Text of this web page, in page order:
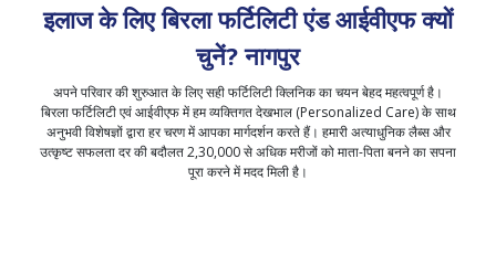
इलाज के लिए बिरला फर्टिलिटी एंड आईवीएफ क्यों
चुनें? नागपुर
अपने परिवार की शुरुआत के लिए सही फर्टिलिटी क्लिनिक का चयन बेहद महत्वपूर्ण है।
बिरला फर्टिलिटी एवं आईवीएफ में हम व्यक्तिगत देखभाल (Personalized Care) के साथ
अनुभवी विशेषज्ञों द्वारा हर चरण में आपका मार्गदर्शन करते हैं। हमारी अत्याधुनिक लैब्स और
उत्कृष्ट सफलता दर की बदौलत 2,30,000 से अधिक मरीजों को माता-पिता बनने का सपना
पूरा करने में मदद मिली है।